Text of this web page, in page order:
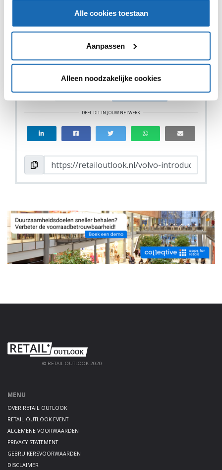
Alle cookies toestaan
Aanpassen
Alleen noodzakelijke cookies
VIND IK LEUK VIND IK LEUK
DEEL DIT IN JOUW NETWERK
© RETAIL OUTLOOK 2020
MENU
OVER RETAIL OUTLOOK
RETAIL OUTLOOK EVENT
ALGEMENE VOORWAARDEN
PRIVACY STATEMENT
GEBRUIKERSVOORWAARDEN
DISCLAIMER